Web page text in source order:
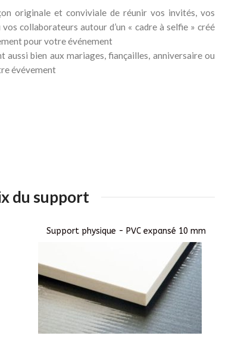
originale et conviviale de réunir vos invités, vos
vos collaborateurs autour d’un « cadre à selfie » créé
pour votre événement
aussi bien aux mariages, fiançailles, anniversaire ou
évévement
du support
Support physique - PVC expansé 10 mm